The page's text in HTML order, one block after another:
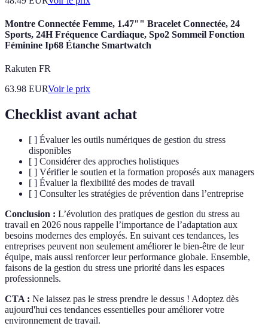
Montre Connectée Femme, 1.47"" Bracelet Connectée, 24
Sports, 24H Fréquence Cardiaque, Spo2 Sommeil Fonction
Féminine Ip68 Étanche Smartwatch
Rakuten FR
63.98 EURVoir le prix
Checklist avant achat
[ ] Évaluer les outils numériques de gestion du stress
disponibles
[ ] Considérer des approches holistiques
[ ] Vérifier le soutien et la formation proposés aux managers
[ ] Évaluer la flexibilité des modes de travail
[ ] Consulter les stratégies de prévention dans l’entreprise
Conclusion : L’évolution des pratiques de gestion du stress au
travail en 2026 nous rappelle l’importance de l’adaptation aux
besoins modernes des employés. En suivant ces tendances, les
entreprises peuvent non seulement améliorer le bien-être de leur
équipe, mais aussi renforcer leur performance globale. Ensemble,
faisons de la gestion du stress une priorité dans les espaces
professionnels.
CTA : Ne laissez pas le stress prendre le dessus ! Adoptez dès
aujourd'hui ces tendances essentielles pour améliorer votre
environnement de travail.